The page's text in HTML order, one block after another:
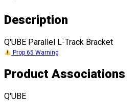
Description
Q'UBE Parallel L-Track Bracket
Prop 65 Warning
Product Associations
Q'UBE